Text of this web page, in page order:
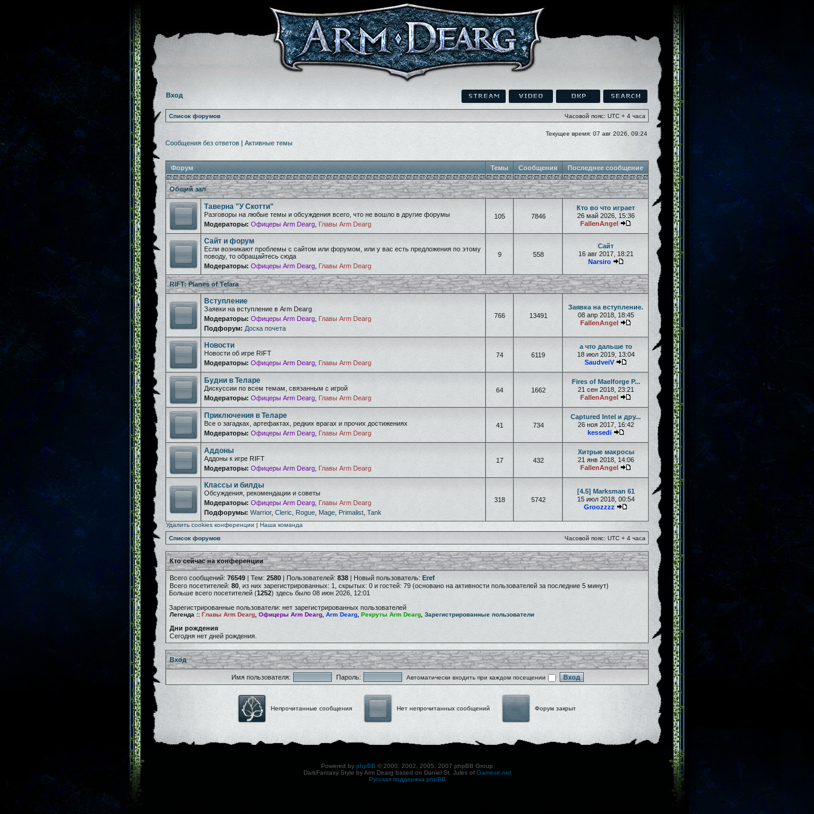
Вход
Список форумов Часовой пояс: UTC + 4 часа
Текущее время: 07 авг 2026, 09:24
Сообщения без ответов | Активные темы
Форум Темы Сообщения Последнее сообщение
Общий зал
Таверна "У Скотти"
Разговоры на любые темы и обсуждения всего, что не вошло в другие форумы
Модераторы: Офицеры Arm Dearg Главы Arm Dearg
105 7846
Кто во что играет
26 май 2026, 15:36
FallenAngel
Сайт и форум
Если возникают проблемы с сайтом или форумом, или у вас есть предложения по этому
поводу, то обращайтесь сюда
Модераторы: Офицеры Arm Dearg Главы Arm Dearg
9 558
Сайт
16 авг 2017, 18:21
Narsiro
RIFT: Planes of Telara
Вступление
Заявки на вступление в Arm Dearg
Модераторы: Офицеры Arm Dearg Главы Arm Dearg
Подфорум: Доска почета
766 13491
Заявка на вступление.
08 апр 2018, 18:45
FallenAngel
Новости
Новости об игре RIFT
Модераторы: Офицеры Arm Dearg Главы Arm Dearg
74 6119
а что дальше то
18 июл 2019, 13:04
SaudveiV
Будни в Теларе
Дискуссии по всем темам, связанным с игрой
Модераторы: Офицеры Arm Dearg Главы Arm Dearg
64 1662
Fires of Maelforge P...
21 сен 2018, 23:21
FallenAngel
Приключения в Теларе
Все о загадках, артефактах, редких врагах и прочих достижениях
Модераторы: Офицеры Arm Dearg Главы Arm Dearg
41 734
Captured Intel и дру...
26 ноя 2017, 16:42
kessedi
Аддоны
Аддоны к игре RIFT
Модераторы: Офицеры Arm Dearg Главы Arm Dearg
17 432
Хитрые макросы
21 янв 2018, 14:06
FallenAngel
Классы и билды
Обсуждения, рекомендации и советы
Модераторы: Офицеры Arm Dearg Главы Arm Dearg
Подфорумы: Warrior, Cleric Rogue Mage Primalist Tank
318 5742
[4.5] Marksman 61
15 июл 2018, 00:54
Groozzzz
Удалить cookies конференции | Наша команда
Список форумов
Часовой пояс: UTC + 4 часа
Кто сейчас на конференции
Всего сообщений: 76549 | Тем: 2580 | Пользователей: 838 | Новый пользователь: Eref
Всего посетителей: 80 , из них зарегистрированных: 1, скрытых: 0 и гостей: 79 (основано на активности пользователей за последние 5 минут)
Больше всего посетителей (1252) здесь было 08 июн 2026, 12:01
Зарегистрированные пользователи: нет зарегистрированных пользователей
Легенда :: Главы Arm Dearg Офицеры Arm Dearg Arm Dearg Рекруты Arm Dearg Зарегистрированные пользователи
Дни рождения
Сегодня нет дней рождения.
Вход
Имя пользователя: Пароль: Автоматически входить при каждом посещении
Непрочитанные сообщения Нет непрочитанных сообщений Форум закрыт
Powered by phpBB © 2000, 2002, 2005, 2007 phpBB Group
DarkFantasy Style by Arm Dearg based on Daniel St. Jules of Gamexe.net
Русская поддержка phpBB